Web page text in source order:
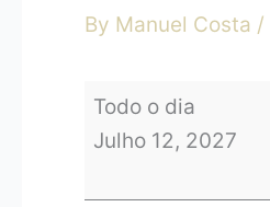
By Manuel Costa /
Todo o dia
Julho 12, 2027